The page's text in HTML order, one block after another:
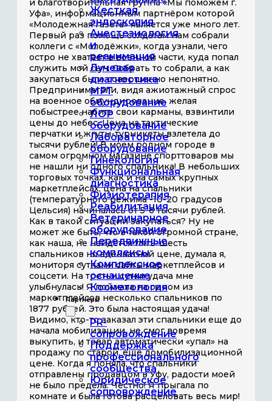
Жесткая
эндоскопия
Анестезиология
и
реанимация
Лучевая
диагностика
МРТ
оборудование
ЛОР
оборудование
Лабораторное
оборудование
Гинекология
Функциональная
диагностика
Физиотерапия
Реабилитация
Ветеринарное
оборудование
Передвижные
комплексы
Комплексное
оснащение
Косметология
Партнёры
PR-
сопровождение
Поддержка
профессионального
сообщества
Юридическое
сопровождение
и благотворительная группа «Мы поможем г.
Уфа», информационным партнёром которой
«Молодежная газета» является уже много лет.
Первый раз помощь солдатам нам собрали
коллеги с «Молодёжки», когда узнали, чего
остро не хватает в военной части, куда попал
служить мой сын. Собрать то собрали, а как
закупаться было совершенно непонятно.
Предприниматели, видя ажиотажный спрос
на военное обмундирование, желая
побыстрее набить свои карманы, взвинтили
цены до небес. Цена на тактические
перчатки и жгуты-турникеты взлетела до
тысячи рублей! В моем родном городе в
самом огромном магазине спорттоваров мы
не нашли ни одного спальника! В небольших
торговых точках, как и на самых крупных
маркетплейсах, цена на спальники
(температурного режима -10-20 градусов
Цельсия) начиналась от 5-6 тысячи рублей.
Как в такой ситуации закупаться? Ну не
может же быть, что в такой огромной стране,
как наша, не найдется пять-шесть
спальников но адекватной цене, думала я,
мониторя сутками сайты маркетплейсов и
соцсети. На третьи сутки удача мне
улыбнулась! Я поймала на одном из
маркетплейсов несколько спальников по
1877 рублей. Это была настоящая удача!
Видимо, кто-то заказал эти спальники еще до
начала мобилизации, не смог вовремя
выкупить, и товар автоматически «упал» на
продажу по старой, еще домобилизационной
цене. Когда я поняла, что спальники
отправлены продавцом в Уфу, радости моей
не было предела. Честно! Я прыгала по
комнате и была готова расцеловать весь мир!